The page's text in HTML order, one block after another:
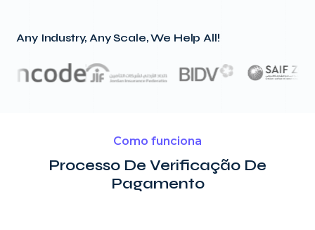
Any Industry, Any Scale, We Help All!
Como funciona
Processo De Verificação De
Pagamento